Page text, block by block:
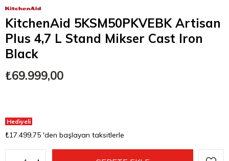
KitchenAid 5KSM50PKVEBK Artisan
Plus 4,7 L Stand Mikser Cast Iron
Black
₺69.999,00
Hediyeli
₺17.499,75 'den başlayan taksitlerle